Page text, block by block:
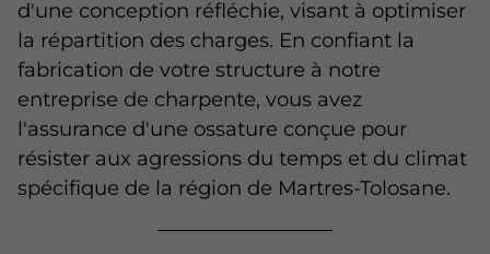
d'une conception réfléchie, visant à optimiser
la répartition des charges. En confiant la
fabrication de votre structure à notre
entreprise de charpente, vous avez
l'assurance d'une ossature conçue pour
résister aux agressions du temps et du climat
spécifique de la région de Martres-Tolosane.